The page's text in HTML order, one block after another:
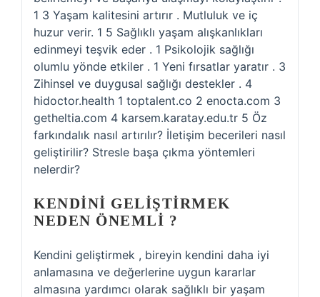
1 3 Yaşam kalitesini artırır . Mutluluk ve iç
huzur verir. 1 5 Sağlıklı yaşam alışkanlıkları
edinmeyi teşvik eder . 1 Psikolojik sağlığı
olumlu yönde etkiler . 1 Yeni fırsatlar yaratır . 3
Zihinsel ve duygusal sağlığı destekler . 4
hidoctor.health 1 toptalent.co 2 enocta.com 3
getheltia.com 4 karsem.karatay.edu.tr 5 Öz
farkındalık nasıl artırılır? İletişim becerileri nasıl
geliştirilir? Stresle başa çıkma yöntemleri
nelerdir?
KENDINI GELIŞTIRMEK
NEDEN ÖNEMLI ?
Kendini geliştirmek , bireyin kendini daha iyi
anlamasına ve değerlerine uygun kararlar
almasına yardımcı olarak sağlıklı bir yaşam